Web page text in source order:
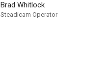
Brad Whitlock
Steadicam Operator